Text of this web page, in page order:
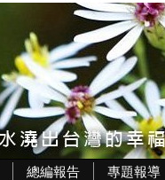
總編報告 專題報導